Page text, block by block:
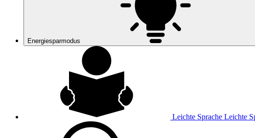
Energiesparmodus
Leichte Sprache Leichte